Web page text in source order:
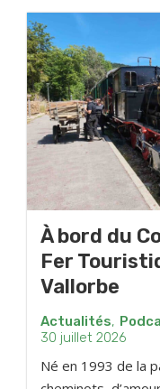
À bord du
Fer
Vallorbe
Actualités,
30 juillet 2026
Né en 1993 de la